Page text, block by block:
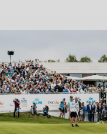
op de wijze die
zegt de organisatie.